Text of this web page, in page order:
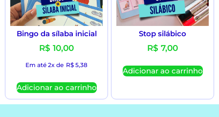
Bingo da sílaba inicial
R$ 10,00
Em até 2x de R$ 5,38
Adicionar ao carrinho
Stop silábico
R$ 7,00
Adicionar ao carrinho